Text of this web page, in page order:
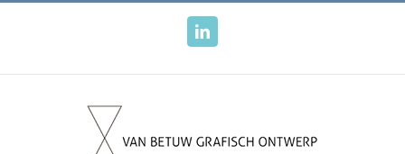
LinkedIn